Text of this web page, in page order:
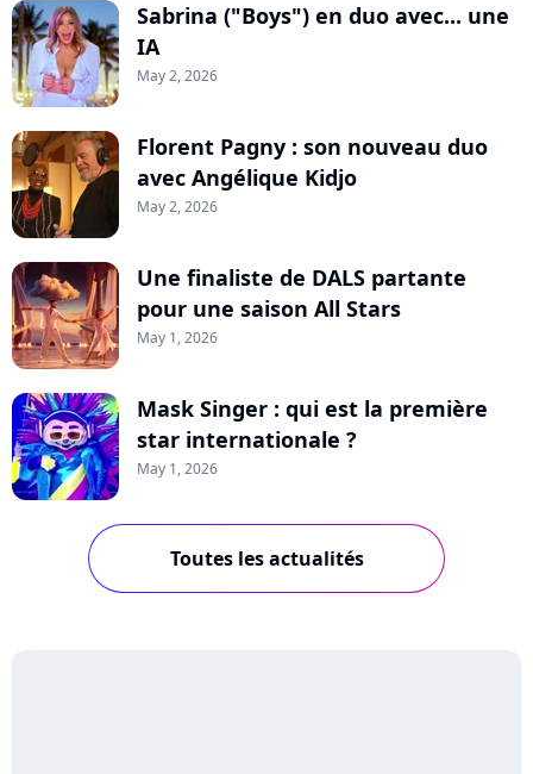
Sabrina ("Boys") en duo avec... une
IA
May 2, 2026
Florent Pagny : son nouveau duo
avec Angélique Kidjo
May 2, 2026
Une finaliste de DALS partante
pour une saison All Stars
May 1, 2026
Mask Singer : qui est la première
star internationale ?
May 1, 2026
Toutes les actualités